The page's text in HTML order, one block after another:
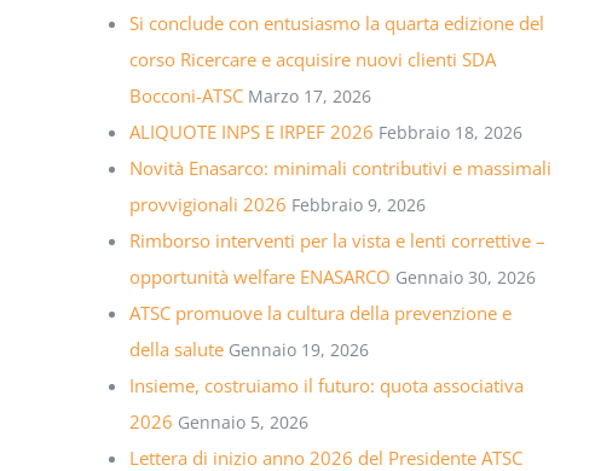
Si conclude con entusiasmo la quarta edizione del
corso Ricercare e acquisire nuovi clienti SDA
Bocconi-ATSC Marzo 17, 2026
ALIQUOTE INPS E IRPEF 2026 Febbraio 18, 2026
Novità Enasarco: minimali contributivi e massimali
provvigionali 2026 Febbraio 9, 2026
Rimborso interventi per la vista e lenti correttive –
opportunità welfare ENASARCO Gennaio 30, 2026
ATSC promuove la cultura della prevenzione e
della salute Gennaio 19, 2026
Insieme, costruiamo il futuro: quota associativa
2026 Gennaio 5, 2026
Lettera di inizio anno 2026 del Presidente ATSC